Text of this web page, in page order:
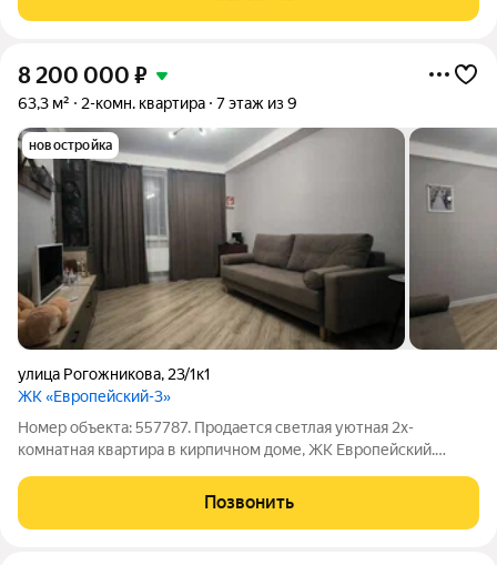
8 200 000 ₽
63,3 м² 2-комн. квартира 7 этаж из 9
новостройка
улица Рогожникова, 23/1к1
ЖК «Европейский-3»
Номер объекта: 557787. Продается светлая уютная 2х-
комнатная квартира в кирпичном доме, ЖК Европейский.
зимой очень комфортно, так как есть теплый пол. Частично
мебель и техника. Индивидуальное
Позвонить